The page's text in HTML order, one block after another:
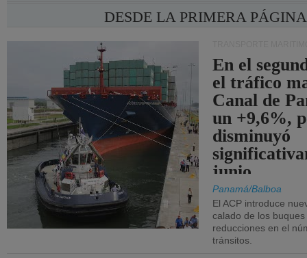
DESDE LA PRIMERA PÁGINA
En el
el tráfico
Canal de
un +9,6%,
disminuyó
junio.
Panamá/Balboa
El ACP introduce
calado de los
reducciones en el
tránsitos.